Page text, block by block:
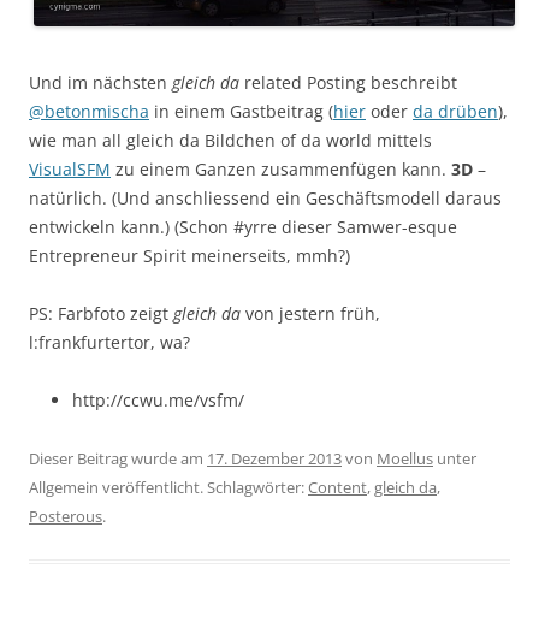
Und im nächsten gleich da related Posting beschreibt
@betonmischa in einem Gastbeitrag (hier oder da drüben),
wie man all gleich da Bildchen of da world mittels
VisualSFM zu einem Ganzen zusammenfügen kann. 3D –
natürlich. (Und anschliessend ein Geschäftsmodell daraus
entwickeln kann.) (Schon #yrre dieser Samwer-esque
Entrepreneur Spirit meinerseits, mmh?)
PS: Farbfoto zeigt gleich da von jestern früh,
l:frankfurtertor, wa?
http://ccwu.me/vsfm/
Dieser Beitrag wurde am 17. Dezember 2013von Moellus unter
Allgemein veröffentlicht. Schlagwörter:Content,gleich da,
Posterous.